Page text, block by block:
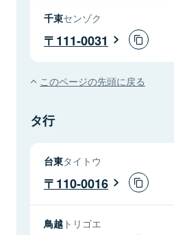
千束センゾク
111-0031
このページの先頭に戻る
タ行
台東タイトウ
110-0016
鳥越 トリゴエ